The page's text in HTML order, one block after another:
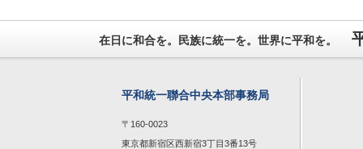
在日に和合を。民族に統一を。世界に平和を。
平和統一聯合中央本部事務局
〒160-0023
東京都新宿区西新宿3丁目3番13号